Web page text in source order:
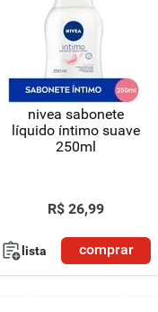
nivea sabonete
líquido íntimo suave
250ml
R$ 26,99
lista comprar